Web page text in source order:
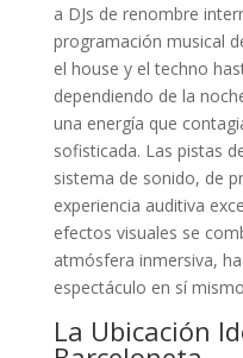
a DJs de renombre
programación musical
el house y el techno
dependiendo de la
una energía que
sofisticada. Las pistas
sistema de sonido, de
experiencia auditiva
efectos visuales se
atmósfera inmersiva,
espectáculo en sí
La Ubicación